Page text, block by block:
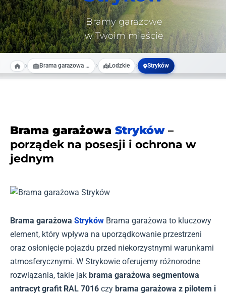
Bramy garażowe
w Twoim mieście
Brama garazowa na wymiar Lodzkie Stryków
Brama garażowa Stryków –
porządek na posesji i ochrona w
jednym
Brama garażowa Stryków Brama garażowa to kluczowy
element, który wpływa na uporządkowanie przestrzeni
oraz osłonięcie pojazdu przed niekorzystnymi warunkami
atmosferycznymi. W Strykowie oferujemy różnorodne
rozwiązania, takie jak brama garażowa segmentowa
antracyt grafit RAL 7016 czy brama garażowa z pilotem i